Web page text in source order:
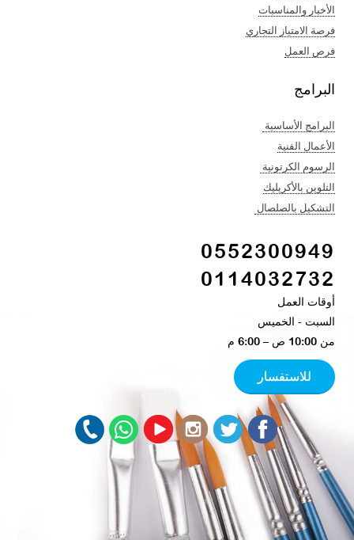
الأخبار والمناسبات
فرصة الامتياز التجاري
فرص العمل
البرامج
البرامج الأساسية
الأعمال الفنية​
الرسوم الكرتونية ​
التلوين بالأكريليك​
التشكيل بالصلصال ​
0552300949
0114032732
أوقات العمل
السبت - الخميس​
من 10:00 ص – 6:00 م ​
للاستفسار